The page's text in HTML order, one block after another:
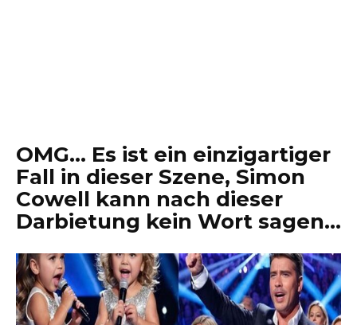
OMG… Es ist ein einzigartiger
Fall in dieser Szene, Simon
Cowell kann nach dieser
Darbietung kein Wort sagen…